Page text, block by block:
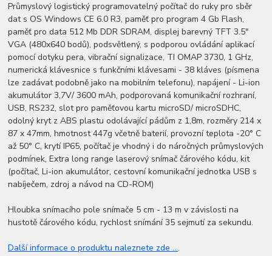
Průmyslový logistický programovatelný počítač do ruky pro sběr
dat s OS Windows CE 6.0 R3, paměť pro program 4 Gb Flash,
paměť pro data 512 Mb DDR SDRAM, displej barevný TFT 3.5"
VGA (480x640 bodů), podsvětlený, s podporou ovládání aplikací
pomocí dotyku pera, vibrační signalizace, TI OMAP 3730, 1 GHz,
numerická klávesnice s funkčními klávesami - 38 kláves (písmena
lze zadávat podobně jako na mobilním telefonu), napájení - Li-ion
akumulátor 3,7V/ 3600 mAh, podporovaná komunikační rozhraní,
USB, RS232, slot pro paměťovou kartu microSD/ microSDHC,
odolný kryt z ABS plastu odolávající pádům z 1,8m, rozměry 214 x
87 x 47mm, hmotnost 447g včetně baterií, provozní teplota -20° C
až 50° C, krytí IP65, počítač je vhodný i do náročných průmyslových
podmínek, Extra long range laserový snímač čárového kódu, kit
(počítač, Li-ion akumulátor, cestovní komunikační jednotka USB s
nabíječem, zdroj a návod na CD-ROM)
Hloubka snímacího pole snímače 5 cm - 13 m v závislosti na
hustotě čárového kódu, rychlost snímání 35 sejmutí za sekundu.
Další informace o produktu naleznete zde ....